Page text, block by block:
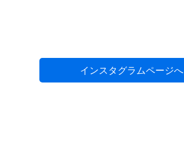
インスタグラムページへ